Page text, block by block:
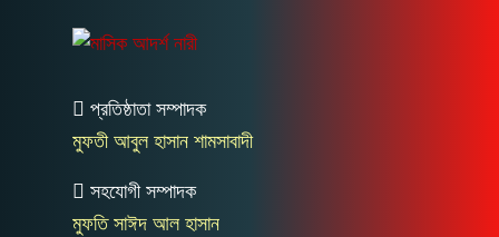
প্রতিষ্ঠাতা সম্পাদক
মুফতী আবুল হাসান শামসাবাদী
সহযোগী সম্পাদক
মুফতি সাঈদ আল হাসান